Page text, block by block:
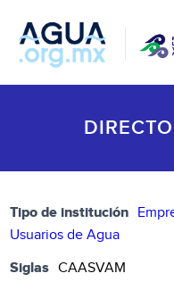
Tipo de institución
Usuarios de Agua
Siglas CAASVAM